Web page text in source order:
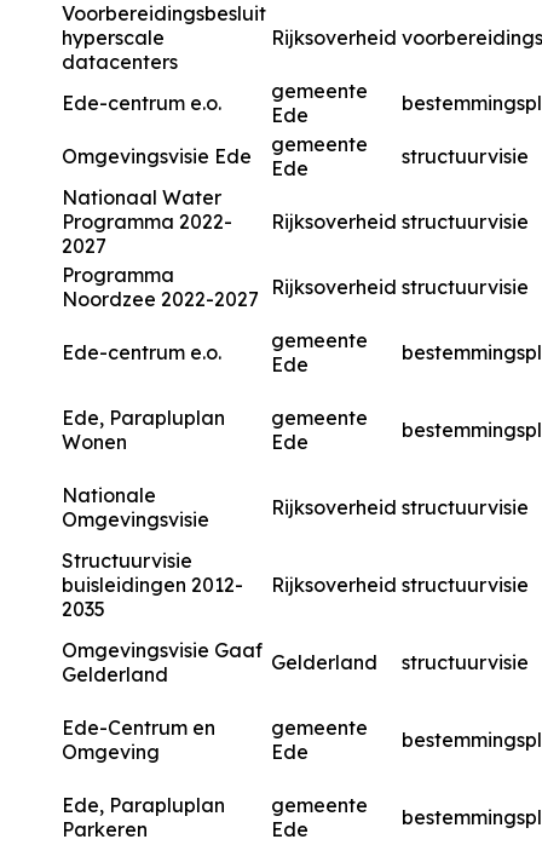
Voorbereidingsbesluit
hyperscale
datacenters
Rijksoverheid
Ede-centrum e.o.
gemeente
Ede
Omgevingsvisie Ede
gemeente
Ede
structuurvisie
Nationaal Water
Programma 2022-
2027
Rijksoverheid structuurvisie
Programma
Noordzee 2022-2027
Rijksoverheid structuurvisie
Ede-centrum e.o.
gemeente
Ede
Ede, Parapluplan
Wonen
gemeente
Ede
Nationale
Omgevingsvisie
Rijksoverheid structuurvisie
Structuurvisie
buisleidingen 2012-
2035
Rijksoverheid structuurvisie
Omgevingsvisie Gaaf
Gelderland
Gelderland structuurvisie
Ede-Centrum en
Omgeving
gemeente
Ede
Ede, Parapluplan
Parkeren
gemeente
Ede